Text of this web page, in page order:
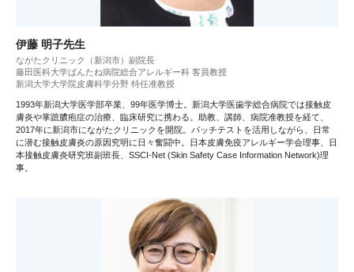
伊藤 明子先生
ながたクリニック（新潟市）副院長
藤田医科大学ばんたね病院総合アレルギー科 客員教授
新潟大学大学院皮膚科学分野 特任准教授
1993年新潟大学医学部卒業、99年医学博士。新潟大学医歯学総合病院では接触皮
膚炎や掌蹠膿疱症の治療、臨床研究に携わる。助教、講師、病院准教授を経て、
2017年に新潟市にながたクリニックを開院。パッチテストを活用しながら、日常
に潜む接触皮膚炎の原因究明に日々奮闘中。日本皮膚免疫アレルギー学会理事、日
本接触皮膚炎研究班副班長、SSCI-Net (Skin Safety Case Information Network)理
事。